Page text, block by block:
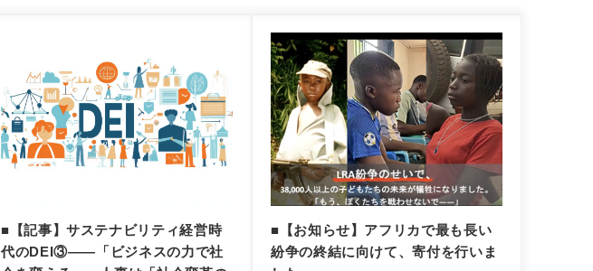
■【記事】サステナビリティ経営時
代のDEI③——「ビジネスの力で社
■【お知らせ】アフリカで最も長い
紛争の終結に向けて、寄付を行いま